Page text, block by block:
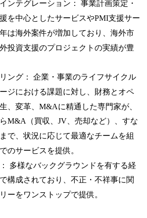
ンテグレーション： 事業計画策定・
を中心としたサービスやPMI支援サー
は海外案件が増加しており、海外市
投資支援のプロジェクトの実績が豊
ング： 企業・事業のライフサイクル
ジにおける課題に対し、財務とオペ
、変革、M&Aに精通した専門家が、
M&A（買収、JV、売却など）、すな
で、状況に応じて最適なチームを組
のサービスを提供。
多様なバックグラウンドを有する経
構成されており、不正・不祥事に関
ーをワンストップで提供。